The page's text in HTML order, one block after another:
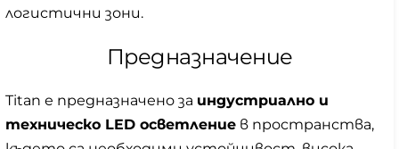
логистични зони.
Предназначение
Titan е предназначено за индустриално и
техническо LED осветление в пространства,